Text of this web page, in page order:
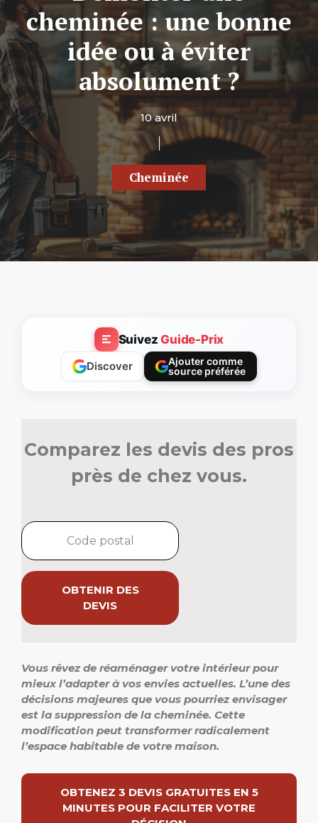
cheminée : une bonne
idée ou à éviter
absolument ?
10 avril
Cheminée
SuivezGuide-Prix
Discover
Ajouter comme
source préférée
Comparez les devis des pros
près de chez vous.
OBTENIR DES
DEVIS
Vous rêvez de réaménager votre intérieur pour
mieux l’adapter à vos envies actuelles. L’une des
décisions majeures que vous pourriez envisager
est la suppression de la cheminée. Cette
modification peut transformer radicalement
l’espace habitable de votre maison.
OBTENEZ 3 DEVIS GRATUITES EN 5
MINUTES POUR FACILITER VOTRE